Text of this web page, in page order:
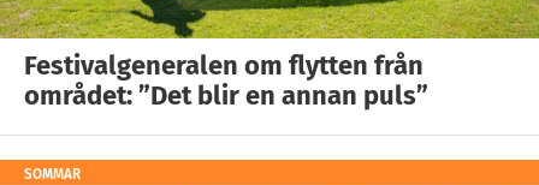
Festivalgeneralen om flytten från
området: ”Det blir en annan puls”
SOMMAR